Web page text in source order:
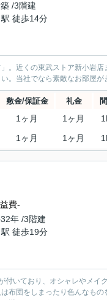
/3階建
駅 徒歩14分
。近くの東武ストア新小岩
。当社でなら素敵なお部屋が
敷金/保証金 礼金
1ヶ月 1ヶ月
1ヶ月 1ヶ月
費-
年 /3階建
駅 徒歩19分
いており、オシャレやメイ
布団をしまったり色んなも